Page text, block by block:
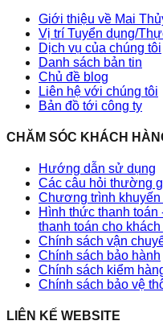
Giới thiệu về Mai
Vị trí Tuyển dụng/
Dịch vụ của chúng tôi
Danh sách bản tin
Chủ đề blog
Liên hệ với chúng tôi
Bản đồ tới công ty
CHĂM SÓC KHÁCH
Hướng dẫn sử dụng
Các câu hỏi thường
Chương trình khuyến
Hình thức thanh toán
thanh toán cho khách
Chính sách vận
Chính sách bảo hành
Chính sách kiểm
Chính sách bảo vệ
LIÊN KẾ WEBSITE